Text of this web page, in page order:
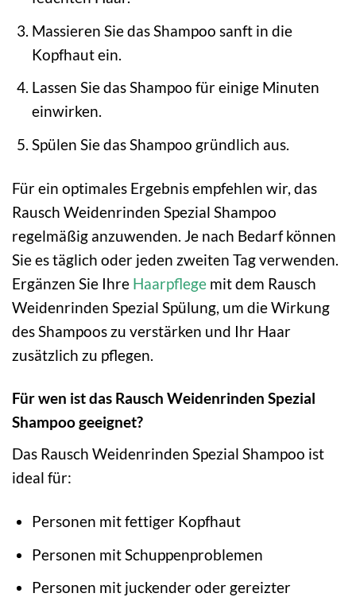
Massieren Sie das Shampoo sanft in die
Kopfhaut ein.
Lassen Sie das Shampoo für einige Minuten
einwirken.
Spülen Sie das Shampoo gründlich aus.
Für ein optimales Ergebnis empfehlen wir, das
Rausch Weidenrinden Spezial Shampoo
regelmäßig anzuwenden. Je nach Bedarf können
Sie es täglich oder jeden zweiten Tag verwenden.
Ergänzen Sie Ihre Haarpflege mit dem Rausch
Weidenrinden Spezial Spülung, um die Wirkung
des Shampoos zu verstärken und Ihr Haar
zusätzlich zu pflegen.
Für wen ist das Rausch Weidenrinden Spezial
Shampoo geeignet?
Das Rausch Weidenrinden Spezial Shampoo ist
ideal für:
Personen mit fettiger Kopfhaut
Personen mit Schuppenproblemen
Personen mit juckender oder gereizter